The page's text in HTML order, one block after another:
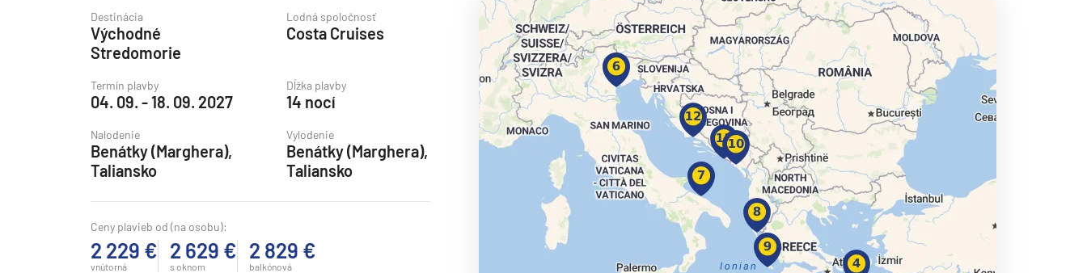
Západné Stredomorie
Severná Európa
Island
Nórske fjordy a Pobaltie
Severná Európa
Severozápadná Európa
Britské ostrovy a Írsko
Destinácia
Východné
Stredomorie
Lodná spoločnosť
Costa Cruises
Termín plavby
04. 09. - 18. 09. 2027
Dĺžka plavby
14 nocí
Nalodenie
Benátky (Marghera),
Taliansko
Vylodenie
Benátky (Marghera),
Taliansko
Ceny plavieb od (na osobu):
2 229 €
vnútorná
2 629 €
s oknom
2 829 €
balkónová